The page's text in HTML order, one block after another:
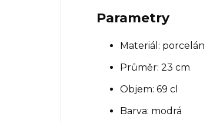
Parametry
Materiál: porcelán
Průměr: 23 cm
Objem: 69 cl
Barva: modrá